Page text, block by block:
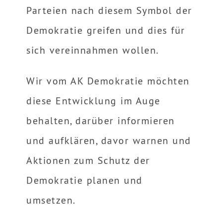
Parteien nach diesem Symbol der
Demokratie greifen und dies für
sich vereinnahmen wollen.
Wir vom AK Demokratie möchten
diese Entwicklung im Auge
behalten, darüber informieren
und aufklären, davor warnen und
Aktionen zum Schutz der
Demokratie planen und
umsetzen.